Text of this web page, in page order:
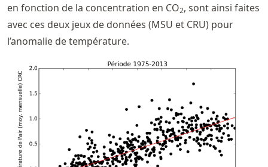
en fonction de la concentration en CO2, sont ainsi faites
avec ces deux jeux de données (MSU et CRU) pour
l’anomalie de température.